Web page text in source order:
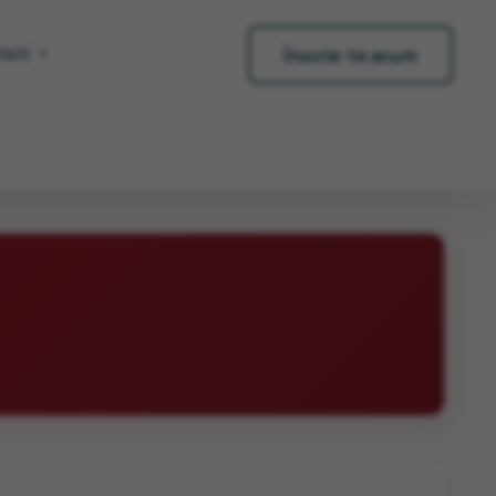
Înscrie-te acum